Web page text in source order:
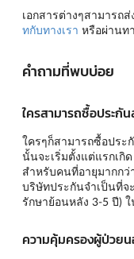
เอกสารต่างๆสามารถ
ทกับทางเรา หรือผ่านท
คำถามที่พบบ่อย
ใครสามารถซื้อประกั
ใครๆก็สามารถซื้อประ
นั้นจะเริ่มตั้งแต่แรกเกิ
สำหรับคนที่อายุมากก
บริษัทประกันจำเป็นที่จ
รักษาย้อนหลัง 3-5 ปี)
ความคุ้มครองผู้ป่วย